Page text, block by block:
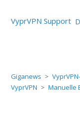
VyprVPN Support
Giganews
VyprVPN
Manuelle